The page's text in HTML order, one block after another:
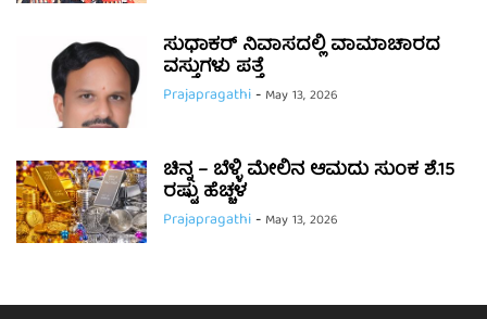
ಸುಧಾಕರ್ ನಿವಾಸದಲ್ಲಿ ವಾಮಾಚಾರದ
ವಸ್ತುಗಳು ಪತ್ತೆ
Prajapragathi- May 13, 2026
ಚಿನ್ನ – ಬೆಳ್ಳಿ ಮೇಲಿನ ಆಮದು ಸುಂಕ ಶೆ.15
ರಷ್ಟು ಹೆಚ್ಚಳ
Prajapragathi- May 13, 2026